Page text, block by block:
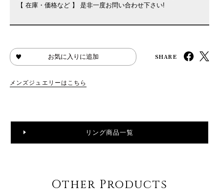
【 在庫・価格など 】 是非一度お問い合わせ下さい!
お気に入りに追加 SHARE
メンズジュエリーはこちら
リング商品一覧
Other Products